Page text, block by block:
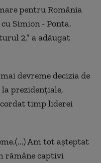
pentru România
Simion - Ponta.
2,” a adăugat
devreme decizia de
prezidențiale,
timp liderei
Am tot așteptat
rămâne captivi